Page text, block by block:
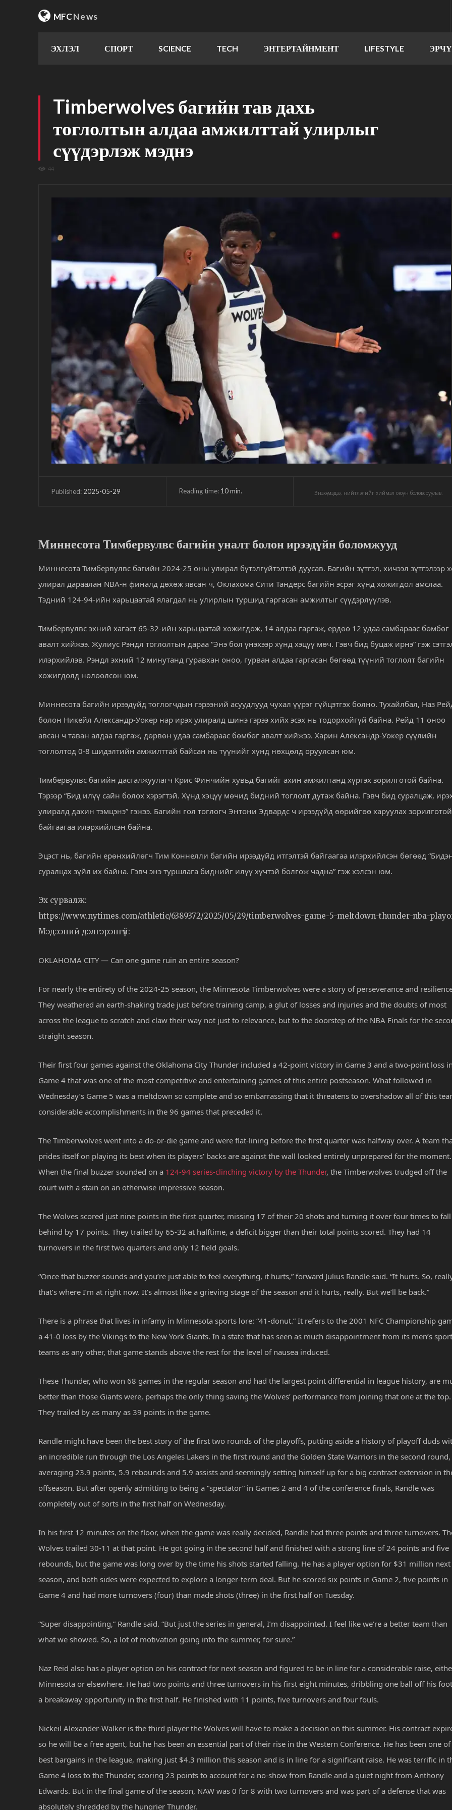
MFCNews
ЭХЛЭЛ СПОРТ SCIENCE TECH ЭНТЕРТАЙНМЕНТ LIFESTYLE
Timberwolves багийн тав дахь
тоглолтын алдаа амжилттай улирлыг
сүүдэрлэж мэднэ
44
Published: 2025-05-29 Reading time: 10min. Энэхүү мэдээ, нийтлэлийг хиймэл оюун боловсруулав.
Миннесота Тимбервулвс багийн уналт болон ирээдүйн боломжууд
Миннесота Тимбервулвс багийн 2024-25 оны улирал бүтэлгүйтэлтэй дуусав. Багийн зүтгэл, хичээл зүтгэлээр
улирал дараалан NBA-н финалд дөхөж явсан ч, Оклахома Сити Тандерс багийн эсрэг хүнд хожигдол амслаа.
Тэдний 124-94-ийн харьцаатай ялагдал нь улирлын туршид гаргасан амжилтыг сүүдэрлүүлэв.
Тимбервулвс эхний хагаст 65-32-ийн харьцаатай хожигдож, 14 алдаа гаргаж, ердөө 12 удаа самбараас бөмбөг
авалт хийжээ. Жулиус Рэндл тоглолтын дараа “Энэ бол үнэхээр хүнд хэцүү мөч. Гэвч бид буцаж ирнэ” гэж
илэрхийлэв. Рэндл эхний 12 минутанд гуравхан оноо, гурван алдаа гаргасан бөгөөд түүний тоглолт багийн
хожигдолд нөлөөлсөн юм.
Миннесота багийн ирээдүйд тоглогчдын гэрээний асуудлууд чухал үүрэг гүйцэтгэх болно. Тухайлбал, Наз
болон Никейл Александр-Уокер нар ирэх улиралд шинэ гэрээ хийх эсэх нь тодорхойгүй байна. Рейд 11 оноо
авсан ч таван алдаа гаргаж, дөрвөн удаа самбараас бөмбөг авалт хийжээ. Харин Александр-Уокер сүүлийн
тоглолтод 0-8 шидэлтийн амжилттай байсан нь түүнийг хүнд нөхцөлд оруулсан юм.
Тимбервулвс багийн дасгалжуулагч Крис Финчийн хувьд багийг ахин амжилтанд хүргэх зорилготой байна.
Тэрээр “Бид илүү сайн болох хэрэгтэй. Хүнд хэцүү мөчид бидний тоглолт дутаж байна. Гэвч бид суралцаж,
улиралд дахин тэмцэнэ” гэжээ. Багийн гол тоглогч Энтони Эдвардс ч ирээдүйд өөрийгөө харуулах зорилготой
байгаагаа илэрхийлсэн байна.
Эцэст нь, багийн ерөнхийлөгч Тим Коннелли багийн ирээдүйд итгэлтэй байгаагаа илэрхийлсэн бөгөөд
суралцах зүйл их байна. Гэвч энэ туршлага биднийг илүү хүчтэй болгож чадна” гэж хэлсэн юм.
Эх сурвалж:
https://www.nytimes.com/athletic/6389372/2025/05/29/timberwolves-game-5-meltdown-thunder-nba-
Мэдээний дэлгэрэнгүй:
OKLAHOMA CITY — Can one game ruin an entire season?
For nearly the entirety of the 2024-25 season, the Minnesota Timberwolves were a story of perseverance and
They weathered an earth-shaking trade just before training camp, a glut of losses and injuries and the doubts of most
across the league to scratch and claw their way not just to relevance, but to the doorstep of the NBA Finals for the
straight season.
Their first four games against the Oklahoma City Thunder included a 42-point victory in Game 3 and a two-point loss in
Game 4 that was one of the most competitive and entertaining games of this entire postseason. What followed in
Wednesday’s Game 5 was a meltdown so complete and so embarrassing that it threatens to overshadow all of this
considerable accomplishments in the 96 games that preceded it.
The Timberwolves went into a do-or-die game and were flat-lining before the first quarter was halfway over. A team
prides itself on playing its best when its players’ backs are against the wall looked entirely unprepared for the moment.
When the final buzzer sounded on a 124-94 series-clinching victory by the Thunder, the Timberwolves trudged off the
court with a stain on an otherwise impressive season.
The Wolves scored just nine points in the first quarter, missing 17 of their 20 shots and turning it over four times to fall
behind by 17 points. They trailed by 65-32 at halftime, a deficit bigger than their total points scored. They had 14
turnovers in the first two quarters and only 12 field goals.
“Once that buzzer sounds and you’re just able to feel everything, it hurts,” forward Julius Randle said. “It hurts. So,
that’s where I’m at right now. It’s almost like a grieving stage of the season and it hurts, really. But we’ll be back.”
There is a phrase that lives in infamy in Minnesota sports lore: “41-donut.” It refers to the 2001 NFC Championship
a 41-0 loss by the Vikings to the New York Giants. In a state that has seen as much disappointment from its men’s
teams as any other, that game stands above the rest for the level of nausea induced.
These Thunder, who won 68 games in the regular season and had the largest point differential in league history, are
better than those Giants were, perhaps the only thing saving the Wolves’ performance from joining that one at the top.
They trailed by as many as 39 points in the game.
Randle might have been the best story of the first two rounds of the playoffs, putting aside a history of playoff duds
an incredible run through the Los Angeles Lakers in the first round and the Golden State Warriors in the second round,
averaging 23.9 points, 5.9 rebounds and 5.9 assists and seemingly setting himself up for a big contract extension in
offseason. But after openly admitting to being a “spectator” in Games 2 and 4 of the conference finals, Randle was
completely out of sorts in the first half on Wednesday.
In his first 12 minutes on the floor, when the game was really decided, Randle had three points and three turnovers.
Wolves trailed 30-11 at that point. He got going in the second half and finished with a strong line of 24 points and five
rebounds, but the game was long over by the time his shots started falling. He has a player option for $31 million next
season, and both sides were expected to explore a longer-term deal. But he scored six points in Game 2, five points in
Game 4 and had more turnovers (four) than made shots (three) in the first half on Tuesday.
“Super disappointing,” Randle said. “But just the series in general, I’m disappointed. I feel like we’re a better team than
what we showed. So, a lot of motivation going into the summer, for sure.”
Naz Reid also has a player option on his contract for next season and figured to be in line for a considerable raise,
Minnesota or elsewhere. He had two points and three turnovers in his first eight minutes, dribbling one ball off his
a breakaway opportunity in the first half. He finished with 11 points, five turnovers and four fouls.
Nickeil Alexander-Walker is the third player the Wolves will have to make a decision on this summer. His contract
so he will be a free agent, but he has been an essential part of their rise in the Western Conference. He has been one
best bargains in the league, making just $4.3 million this season and is in line for a significant raise. He was terrific in
Game 4 loss to the Thunder, scoring 23 points to account for a no-show from Randle and a quiet night from Anthony
Edwards. But in the final game of the season, NAW was 0 for 8 with two turnovers and was part of a defense that was
absolutely shredded by the hungrier Thunder.